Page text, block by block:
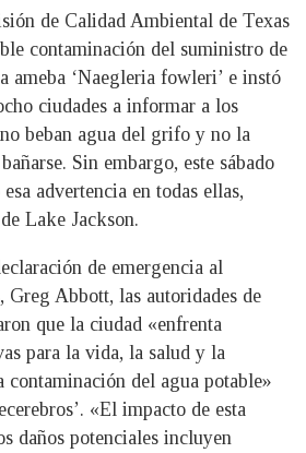
de Calidad Ambiental de Texas
contaminación del suministro de
ameba ‘Naegleria fowleri’ e instó
ciudades a informar a los
beban agua del grifo y no la
Sin embargo, este sábado
advertencia en todas ellas,
Lake Jackson.
de emergencia al
Greg Abbott, las autoridades de
que la ciudad «enfrenta
para la vida, la salud y la
contaminación del agua potable»
«El impacto de esta
daños potenciales incluyen